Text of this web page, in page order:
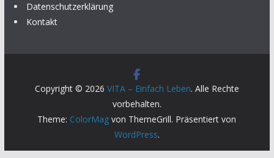
Datenschutzerklärung
Kontakt
Copyright © 2026 VITA – Einfach Leben. Alle Rechte
vorbehalten.
Theme: ColorMag von ThemeGrill. Präsentiert von
WordPress.